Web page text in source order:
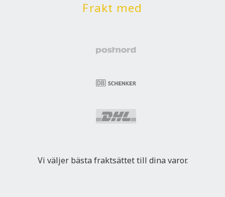
Frakt med
Vi väljer bästa fraktsättet till dina varor.